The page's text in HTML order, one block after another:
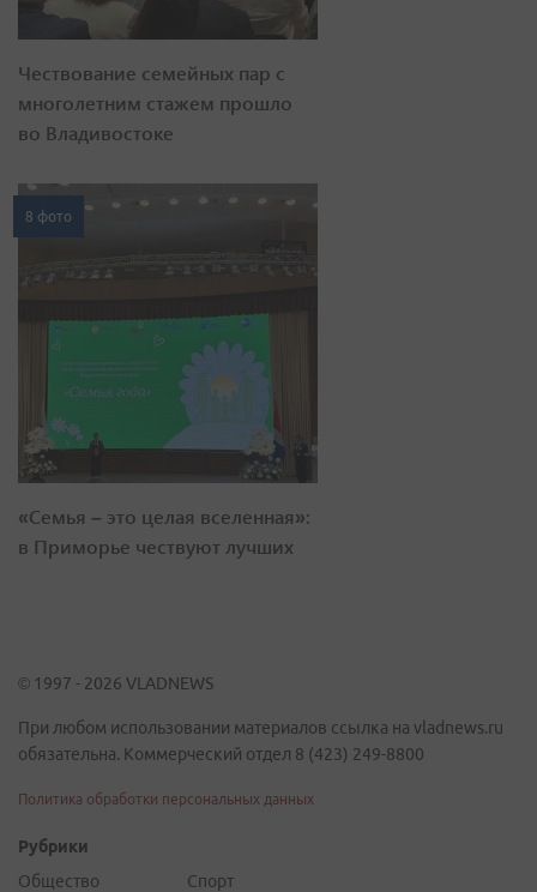
Чествование семейных пар с
многолетним стажем прошло
во Владивостоке
8 фото
«Семья – это целая вселенная»:
в Приморье чествуют лучших
© 1997 - 2026 VLADNEWS
При любом использовании материалов ссылка на vladnews.ru
обязательна. Коммерческий отдел 8 (423) 249-8800
Политика обработки персональных данных
Рубрики
Общество
Спорт